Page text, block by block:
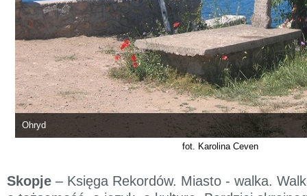
Ohryd
fot. Karolina Ceven
Skopje – Księga Rekordów. Miasto - walka.